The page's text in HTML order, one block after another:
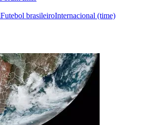
Futebol brasileiroInternacional (time)